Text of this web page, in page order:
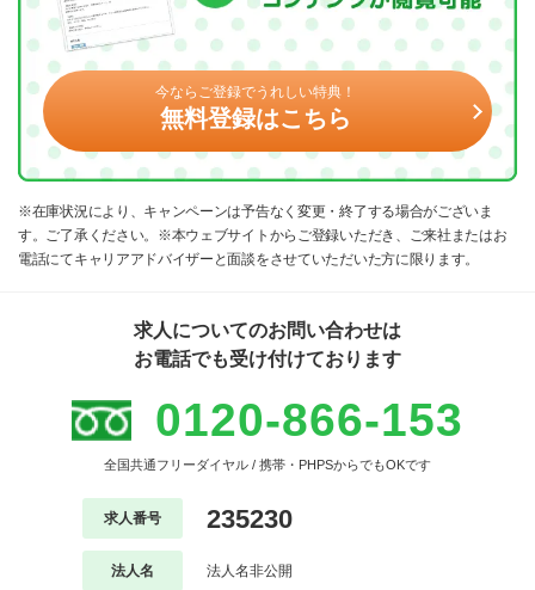
今ならご登録でうれしい特典！
無料登録はこちら
※在庫状況により、キャンペーンは予告なく変更・終了する場合がございま
す。ご了承ください。※本ウェブサイトからご登録いただき、ご来社またはお
電話にてキャリアアドバイザーと面談をさせていただいた方に限ります。
求人についてのお問い合わせは
お電話でも受け付けております
0120-866-153
全国共通フリーダイヤル / 携帯・PHPSからでもOKです
求人番号 235230
法人名 法人名非公開